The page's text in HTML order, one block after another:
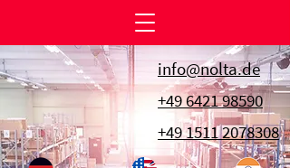
info@nolta.de
+49 6421 98590
+49 1511 2078308